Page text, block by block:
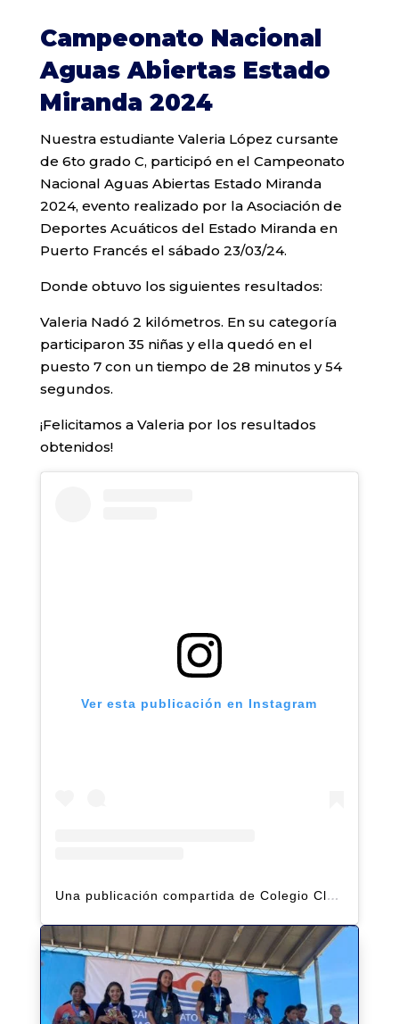
Campeonato Nacional
Aguas Abiertas Estado
Miranda 2024
Nuestra estudiante Valeria López cursante
de 6to grado C, participó en el Campeonato
Nacional Aguas Abiertas Estado Miranda
2024, evento realizado por la Asociación de
Deportes Acuáticos del Estado Miranda en
Puerto Francés el sábado 23/03/24.
Donde obtuvo los siguientes resultados:
Valeria Nadó 2 kilómetros. En su categoría
participaron 35 niñas y ella quedó en el
puesto 7 con un tiempo de 28 minutos y 54
segundos.
¡Felicitamos a Valeria por los resultados
obtenidos!
Ver esta publicación en Instagram
Una publicación compartida de Colegio Claret | Alto Hatillo (@clarethatillo)